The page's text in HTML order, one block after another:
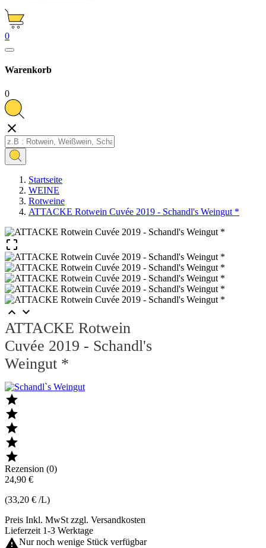
0
Warenkorb
0

Startseite
WEINE
Rotweine
ATTACKE Rotwein Cuvée 2019 - Schandl's Weingut *

 
ATTACKE Rotwein
Cuvée 2019 - Schandl's
Weingut *





Rezension (0)
24,90 €
(33,20 € /L)
Preis Inkl. MwSt zzgl. Versandkosten
Lieferzeit 1-3 Werktage
Nur noch wenige Stück verfügbar